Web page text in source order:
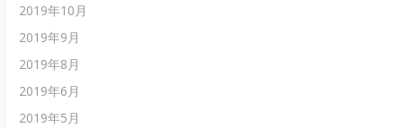
2019年10月
2019年9月
2019年8月
2019年6月
2019年5月